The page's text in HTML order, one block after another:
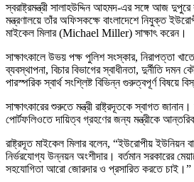
স্বরাষ্ট্রমন্ত্রী সালাহউদ্দিন আহমদ-এর সঙ্গে আজ দুপুরে
মন্ত্রণালয়ে তাঁর অফিসকক্ষে বাংলাদেশে নিযুক্ত
মাইকেল মিলার (Michael Miller) সাক্ষাৎ করেন।
সাক্ষাৎকালে উভয় পক্ষ পুলিশ সংস্কার, নিরাপত্তা
ব্যবস্থাপনা, বিচার বিভাগের স্বাধীনতা, দুর্নীতি
পারস্পরিক স্বার্থ সংশ্লিষ্ট বিভিন্ন গুরুত্বপূর্ণ বিষয়ে
সাক্ষাৎকারের শুরুতে মন্ত্রী রাষ্ট্রদূতকে স্বাগত
পোর্টফলিওতে দায়িত্ব গ্রহণের জন্য মন্ত্রীকে
রাষ্ট্রদূত মাইকেল মিলার বলেন, “ইউরোপীয় ইউনিয়ন
নির্ভরযোগ্য উন্নয়ন অংশীদার। বর্তমান সরকারের
সহযোগিতা আরো জোরদার ও প্রসারিত করতে চাই।”